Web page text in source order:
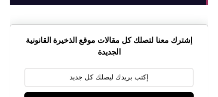
إشترك معنا لتصلك كل مقالات موقع الذخيرة القانونية
الجديدة